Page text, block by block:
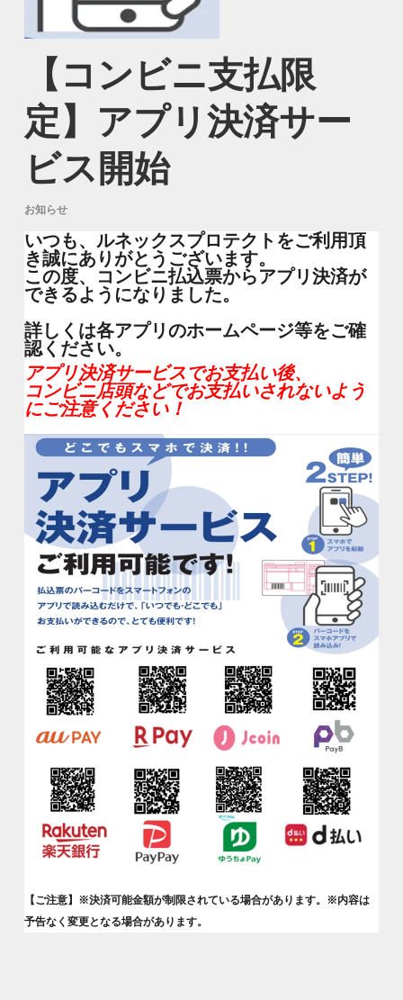
【コンビニ支払限
定】アプリ決済サー
ビス開始
お知らせ
いつも、ルネックスプロテクトをご利用頂
き誠にありがとうございます。
この度、コンビニ払込票からアプリ決済が
できるようになりました。
詳しくは各アプリのホームページ等をご確
認ください。
アプリ決済サービスでお支払い後、
コンビニ店頭などでお支払いされないよう
にご注意ください！
【ご注意】※決済可能金額が制限されている場合があります。※内容は
予告なく変更となる場合があります。